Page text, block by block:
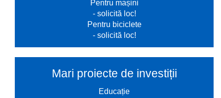
Pentru mașini
- solicită loc!
Pentru biciclete
- solicită loc!
Mari proiecte de investiții
Educație